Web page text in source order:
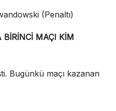
(Penaltı)
BİRİNCİ MAÇI KİM
Bugünkü maçı kazanan